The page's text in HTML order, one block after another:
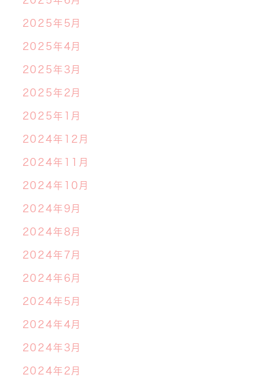
2025年5月
2025年4月
2025年3月
2025年2月
2025年1月
2024年12月
2024年11月
2024年10月
2024年9月
2024年8月
2024年7月
2024年6月
2024年5月
2024年4月
2024年3月
2024年2月